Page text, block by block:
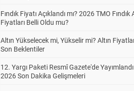
Fındık Fiyatı Açıklandı mı? 2026 TMO Fındık
Fiyatları Belli Oldu mu?
Altın Yükselecek mi, Yükselir mi? Altın
Son Beklentiler
12. Yargı Paketi Resmî Gazete'de Yayımlandı
2026 Son Dakika Gelişmeleri